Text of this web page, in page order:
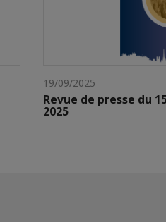
19/09/2025
Revue de presse du
2025